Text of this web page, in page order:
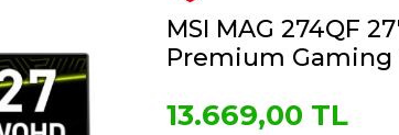
MSI MAG 274QF
Premium
13.669,00 TL